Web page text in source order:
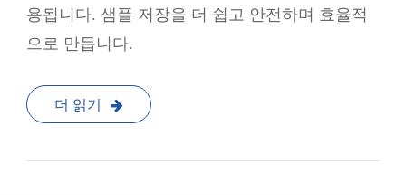
용됩니다. 샘플 저장을 더 쉽고 안전하며 효율적
으로 만듭니다.
더 읽기